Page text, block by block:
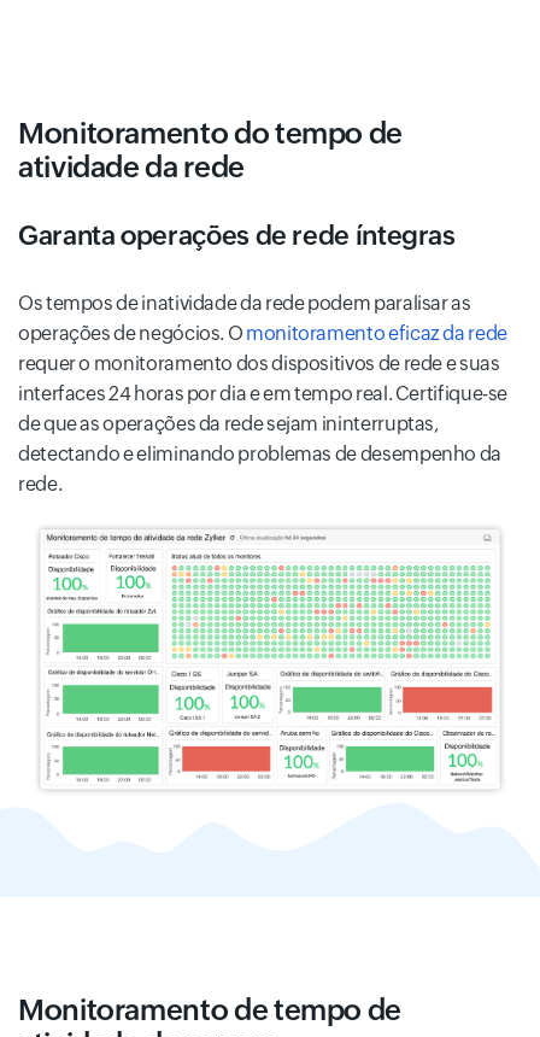
Monitoramento do tempo de
atividade da rede
Garanta operações de rede íntegras
Os tempos de inatividade da rede podem paralisar as
operações de negócios. O monitoramento eficaz da rede
requer o monitoramento dos dispositivos de rede e suas
interfaces 24 horas por dia e em tempo real. Certifique-se
de que as operações da rede sejam ininterruptas,
detectando e eliminando problemas de desempenho da
rede.
Monitoramento de tempo de